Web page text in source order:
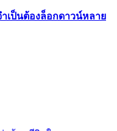
เป็นต้องล็อกดาวน์หลาย